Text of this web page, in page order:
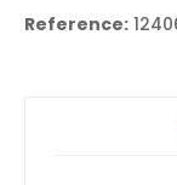
Reference: